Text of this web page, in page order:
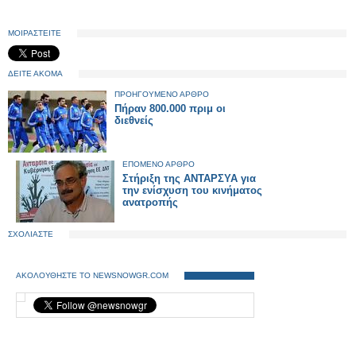
ΜΟΙΡΑΣΤΕΙΤΕ
ΔΕΙΤΕ ΑΚΟΜΑ
ΠΡΟΗΓΟΥΜΕΝΟ ΑΡΘΡΟ
Πήραν 800.000 πριμ οι
διεθνείς
ΕΠΟΜΕΝΟ ΑΡΘΡΟ
Στήριξη της ΑΝΤΑΡΣΥΑ για
την ενίσχυση του κινήματος
ανατροπής
ΣΧΟΛΙΑΣΤΕ
ΑΚΟΛΟΥΘΗΣΤΕ ΤΟ NEWSNOWGR.COM